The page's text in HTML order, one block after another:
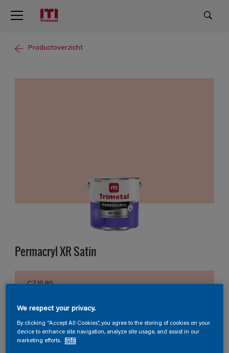
Productoverzicht
Permacryl XR Satin
C7.10.80
Verpakkingsgrootte
0,5 L
We respect your privacy.
By clicking “Accept All Cookies”, you agree to the storing of cookies on your
device to enhance site navigation, analyze site usage, and assist in our
marketing efforts.
Info